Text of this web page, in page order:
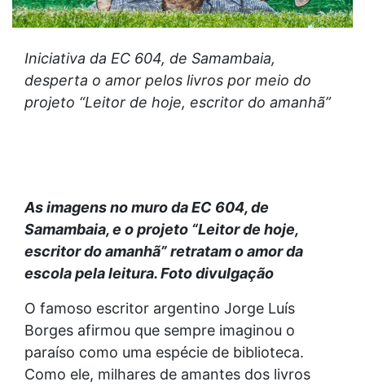
Iniciativa da EC 604, de Samambaia,
desperta o amor pelos livros por meio do
projeto “Leitor de hoje, escritor do amanhã”
As imagens no muro da EC 604, de
Samambaia, e o projeto “Leitor de hoje,
escritor do amanhã” retratam o amor da
escola pela leitura. Foto divulgação
O famoso escritor argentino Jorge Luís
Borges afirmou que sempre imaginou o
paraíso como uma espécie de biblioteca.
Como ele, milhares de amantes dos livros